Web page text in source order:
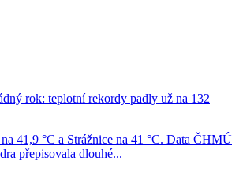
rok: teplotní rekordy padly už na 132
41,9 °C a Strážnice na 41 °C. Data ČHMÚ
přepisovala dlouhé...